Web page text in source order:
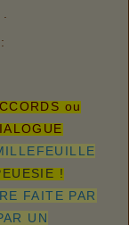
ou
!
FAITE PAR
UN